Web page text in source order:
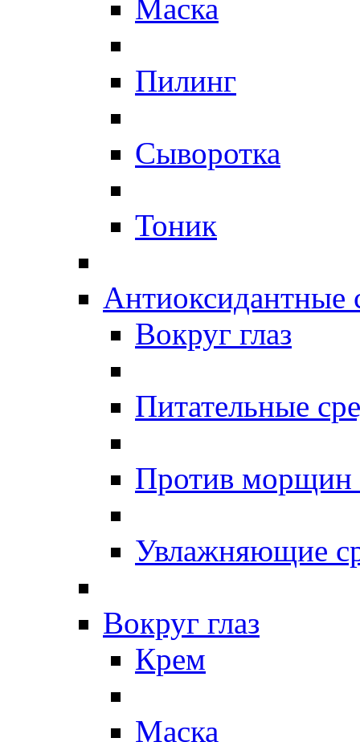
Маска
Пилинг
Сыворотка
Тоник
Антиоксидантные
Вокруг глаз
Питательные
Против
Увлажняющие
Вокруг глаз
Крем
Маска